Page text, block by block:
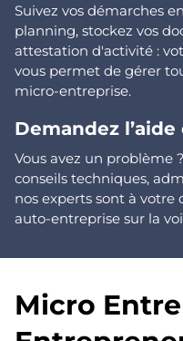
Suivez vos démarches
planning, stockez vos
attestation d'activité :
vous permet de gérer
micro-entreprise.
Demandez
Vous avez un problème
conseils techniques,
nos experts sont à
auto-entreprise sur la
Micro